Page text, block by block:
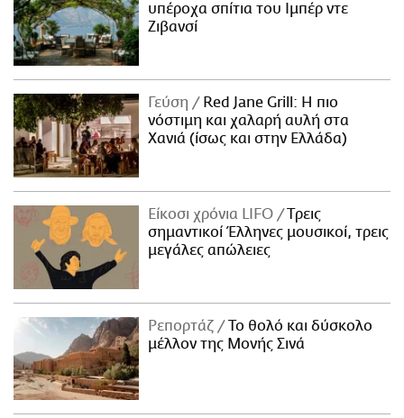
υπέροχα σπίτια του Ιμπέρ ντε
Ζιβανσί
Γεύση
Red Jane Grill: Η πιο
νόστιμη και χαλαρή αυλή στα
Χανιά (ίσως και στην Ελλάδα)
Είκοσι χρόνια LIFO
Tρεις
σημαντικοί Έλληνες μουσικοί, τρεις
μεγάλες απώλειες
Ρεπορτάζ
Το θολό και δύσκολο
μέλλον της Μονής Σινά